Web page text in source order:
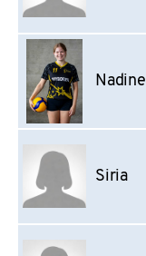
Nadine
Siria